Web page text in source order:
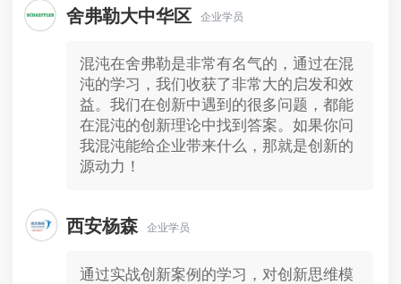
舍弗勒大中华区 企业学员
混沌在舍弗勒是非常有名气的，通过在混
沌的学习，我们收获了非常大的启发和效
益。我们在创新中遇到的很多问题，都能
在混沌的创新理论中找到答案。如果你问
我混沌能给企业带来什么，那就是创新的
源动力！
西安杨森 企业学员
通过实战创新案例的学习，对创新思维模